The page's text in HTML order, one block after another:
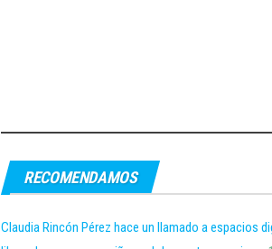
RECOMENDAMOS
Claudia Rincón Pérez hace un llamado a espacios